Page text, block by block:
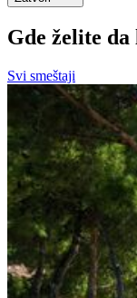
Gde želite da
Svi smeštaji